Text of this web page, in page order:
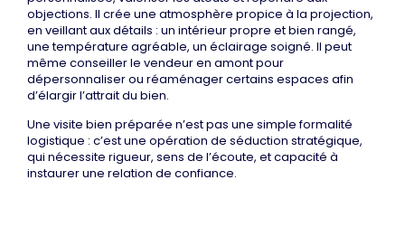
objections. Il crée une atmosphère propice à la projection,
en veillant aux détails : un intérieur propre et bien rangé,
une température agréable, un éclairage soigné. Il peut
même conseiller le vendeur en amont pour
dépersonnaliser ou réaménager certains espaces afin
d’élargir l’attrait du bien.
Une visite bien préparée n’est pas une simple formalité
logistique : c’est une opération de séduction stratégique,
qui nécessite rigueur, sens de l’écoute, et capacité à
instaurer une relation de confiance.